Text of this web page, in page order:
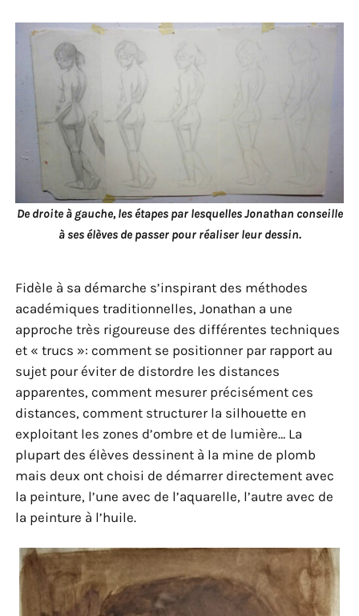
De droite à gauche, les étapes par lesquelles Jonathan conseille
à ses élèves de passer pour réaliser leur dessin.
Fidèle à sa démarche s’inspirant des méthodes
académiques traditionnelles, Jonathan a une
approche très rigoureuse des différentes techniques
et « trucs »: comment se positionner par rapport au
sujet pour éviter de distordre les distances
apparentes, comment mesurer précisément ces
distances, comment structurer la silhouette en
exploitant les zones d’ombre et de lumière… La
plupart des élèves dessinent à la mine de plomb
mais deux ont choisi de démarrer directement avec
la peinture, l’une avec de l’aquarelle, l’autre avec de
la peinture à l’huile.